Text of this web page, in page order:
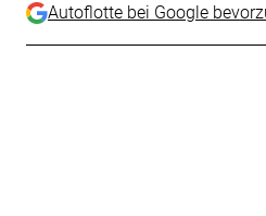
Autoflotte bei Google